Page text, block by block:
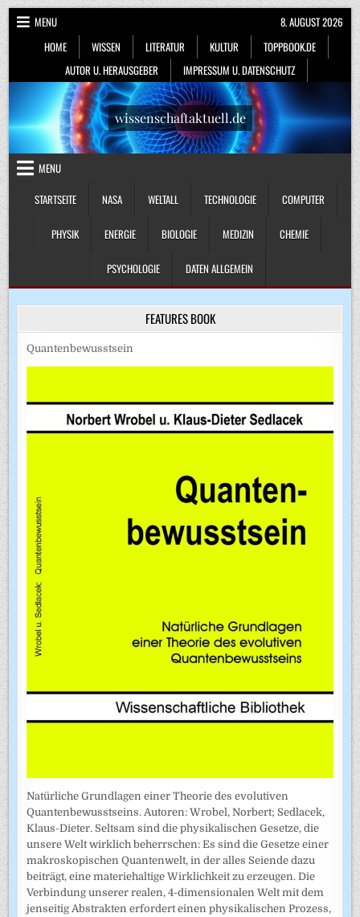
Skip
to
content
MENU
HOME
WISSEN LITERATUR KULTUR
TOPPBOOK.DE
AUTOR U. HERAUSGEBER
IMPRESSUM U. DATENSCHUTZ
8. AUGUST 2026
wissenschaftaktuell.de
MENU
STARTSEITE
NASA WELTALL TECHNOLOGIE COMPUTER
PHYSIK ENERGIE BIOLOGIE MEDIZIN CHEMIE
PSYCHOLOGIE DATEN ALLGEMEIN
FEATURES BOOK
Quantenbewusstsein
Natürliche Grundlagen einer Theorie des evolutiven
Quantenbewusstseins. Autoren: Wrobel, Norbert; Sedlacek,
Klaus-Dieter. Seltsam sind die physikalischen Gesetze, die
unsere Welt wirklich beherrschen: Es sind die Gesetze einer
makroskopischen Quantenwelt, in der alles Seiende dazu
beiträgt, eine materiehaltige Wirklichkeit zu erzeugen. Die
Verbindung unserer realen, 4-dimensionalen Welt mit dem
jenseitig Abstrakten erfordert einen physikalischen Prozess,